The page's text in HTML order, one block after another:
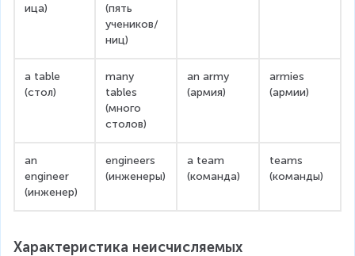
ица)
(пять
учеников/
ниц)
a table
(стол)
many
tables
(много
столов)
an army
(армия)
armies
(армии)
an
engineer
(инженер)
engineers
(инженеры)
a team
(команда)
teams
(команды)
Характеристика неисчисляемых